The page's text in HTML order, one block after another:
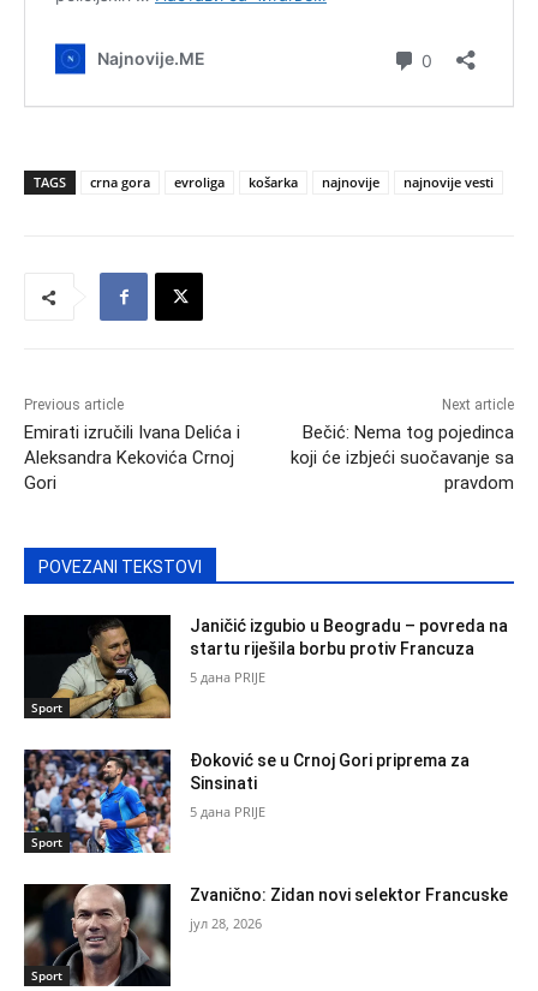
TAGS crna gora evroliga košarka najnovije najnovije vesti
Previous article
Emirati izručili Ivana Delića i
Aleksandra Kekovića Crnoj
Gori
Next article
Bečić: Nema tog pojedinca
koji će izbjeći suočavanje sa
pravdom
POVEZANI TEKSTOVI
Sport
Janičić izgubio u Beogradu – povreda na
startu riješila borbu protiv Francuza
5 дана PRIJE
Sport
Đoković se u Crnoj Gori priprema za
Sinsinati
5 дана PRIJE
Sport
Zvanično: Zidan novi selektor Francuske
јул 28, 2026